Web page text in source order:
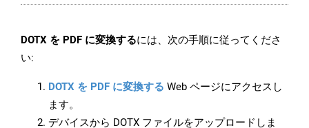
DOTX を PDF に変換するには、次の手順に従ってくださ
い:
DOTX を PDF に変換する Web ページにアクセスし
ます。
デバイスから DOTX ファイルをアップロードしま